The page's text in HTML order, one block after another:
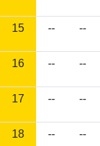
15 -- --
16 -- --
17 -- --
18 -- --